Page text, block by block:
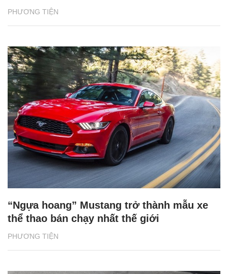
PHƯƠNG TIỆN
PHƯƠNG TIỆN
“Ngựa hoang” Mustang trở thành mẫu xe
thể thao bán chạy nhất thế giới